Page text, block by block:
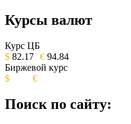
ИЗДАНИЕ
Курсы валют
Курс ЦБ
$ 82.17 € 94.84
Биржевой курс
$
€
Поиск по сайту: